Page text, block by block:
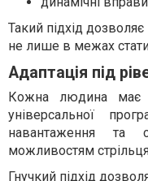
Такий підхід
не лише в межах
Адаптація під
Кожна людина має
універсальної
навантаження та
можливостям
Гнучкий підхід